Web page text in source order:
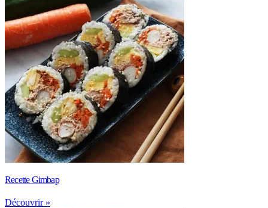
Recette Gimbap
Découvrir »